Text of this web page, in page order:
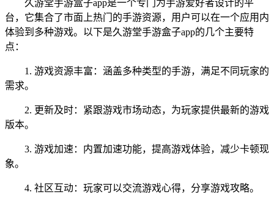
久游堂手游盒子app是一个专门为手游爱好者设计的平
台，它集合了市面上热门的手游资源，用户可以在一个应用内
体验到多种游戏。以下是久游堂手游盒子app的几个主要特
点：
1. 游戏资源丰富：涵盖多种类型的手游，满足不同玩家的
需求。
2. 更新及时：紧跟游戏市场动态，为玩家提供最新的游戏
版本。
3. 游戏加速：内置加速功能，提高游戏体验，减少卡顿现
象。
4. 社区互动：玩家可以交流游戏心得，分享游戏攻略。